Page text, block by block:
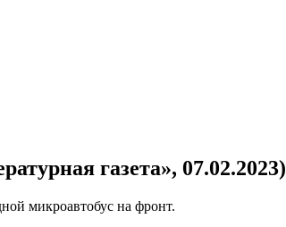
газета», 07.02.2023)
микроавтобус на фронт.